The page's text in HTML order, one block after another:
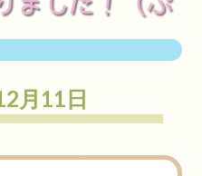
月11日